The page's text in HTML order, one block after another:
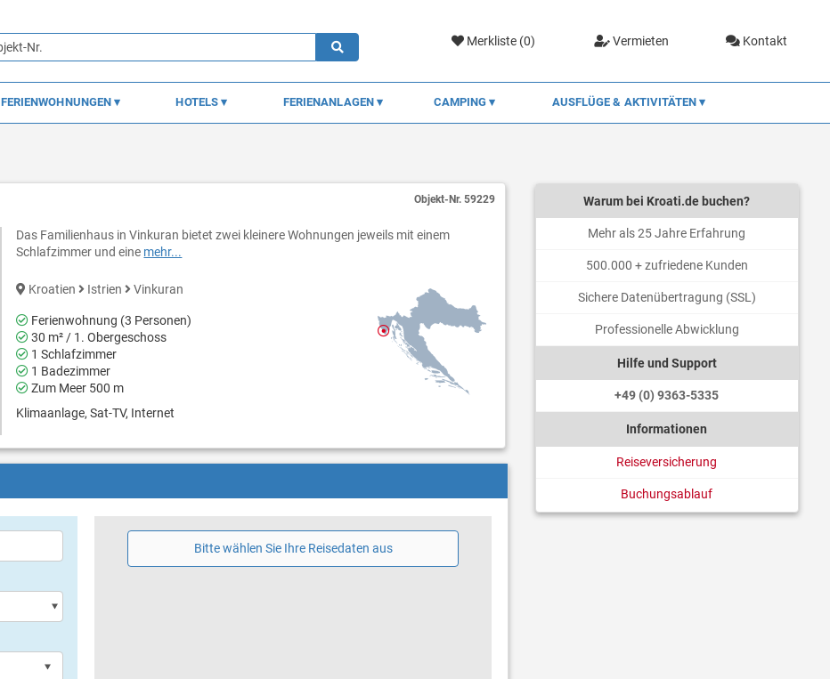
Merkliste (0) Vermieten Kontakt
FERIENWOHNUNGEN HOTELS FERIENANLAGEN CAMPING AUSFLÜGE & AKTIVITÄTEN
Das Familienhaus in Vinkuran bietet zwei kleinere Wohnungen jeweils mit einem
Schlafzimmer und eine mehr...
Kroatien Istrien Vinkuran
Ferienwohnung (3 Personen)
30 m² / 1. Obergeschoss
1 Schlafzimmer
1 Badezimmer
Zum Meer 500 m
Klimaanlage, Sat-TV, Internet
Objekt-Nr.59229
Bitte wählen Sie Ihre Reisedaten aus
Warum bei Kroati.de buchen?
Mehr als 25 Jahre Erfahrung
500.000 + zufriedene Kunden
Sichere Datenübertragung (SSL)
Professionelle Abwicklung
Hilfe und Support
+49 (0) 9363-5335
Informationen
Reiseversicherung
Buchungsablauf